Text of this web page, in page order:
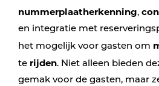
nummerplaatherkenning,
en integratie met
het mogelijk voor gasten om
te rijden. Niet alleen bieden
gemak voor de gasten, maar